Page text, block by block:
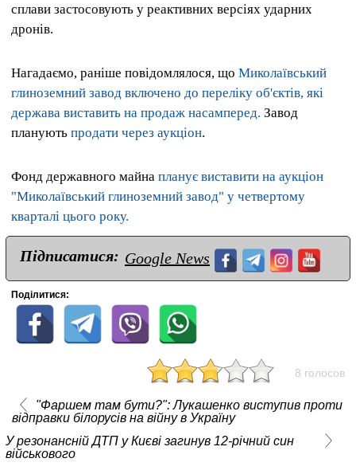
сплави застосовують у реактивних версіях ударних
дронів.
Нагадаємо, раніше повідомлялося, що Миколаївський
глиноземний завод включено до переліку об'єктів, які
держава виставить на продаж насамперед. Завод
планують продати через аукціон.
Фонд державного майна планує виставити на аукціон
"Миколаївський глиноземний завод" у четвертому
кварталі цього року.
Підписатися: Google News
Поділитися:
8 голосов
"Фаршем там бути?": Лукашенко виступив проти
відправки білорусів на війну в Україну
У резонансній ДТП у Києві загинув 12-річний син
військового